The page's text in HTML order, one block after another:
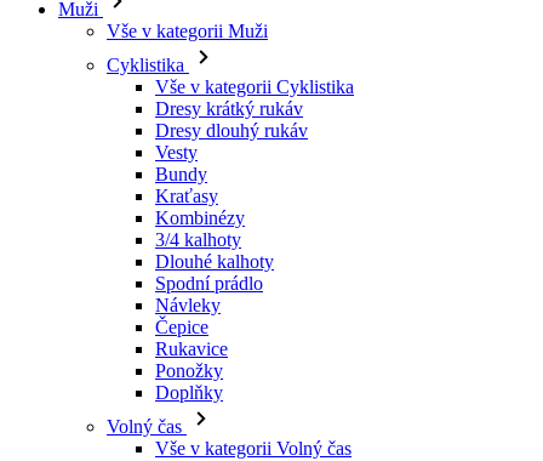
Dresy dlouhý rukáv
Vesty
Bundy
Kraťasy
Kombinézy
3/4 kalhoty
Dlouhé kalhoty
Spodní prádlo
Návleky
Čepice
Rukavice
Ponožky
Doplňky
Volný čas
Vše v kategorii Volný čas
Trička
Mikiny
Čepice
Triatlon